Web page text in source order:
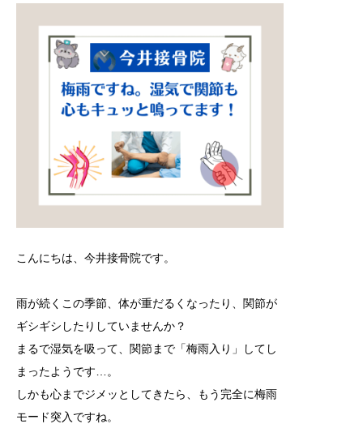
こんにちは、今井接骨院です。
雨が続くこの季節、体が重だるくなったり、関節が
ギシギシしたりしていませんか？
まるで湿気を吸って、関節まで「梅雨入り」してし
まったようです…。
しかも心までジメッとしてきたら、もう完全に梅雨
モード突入ですね。